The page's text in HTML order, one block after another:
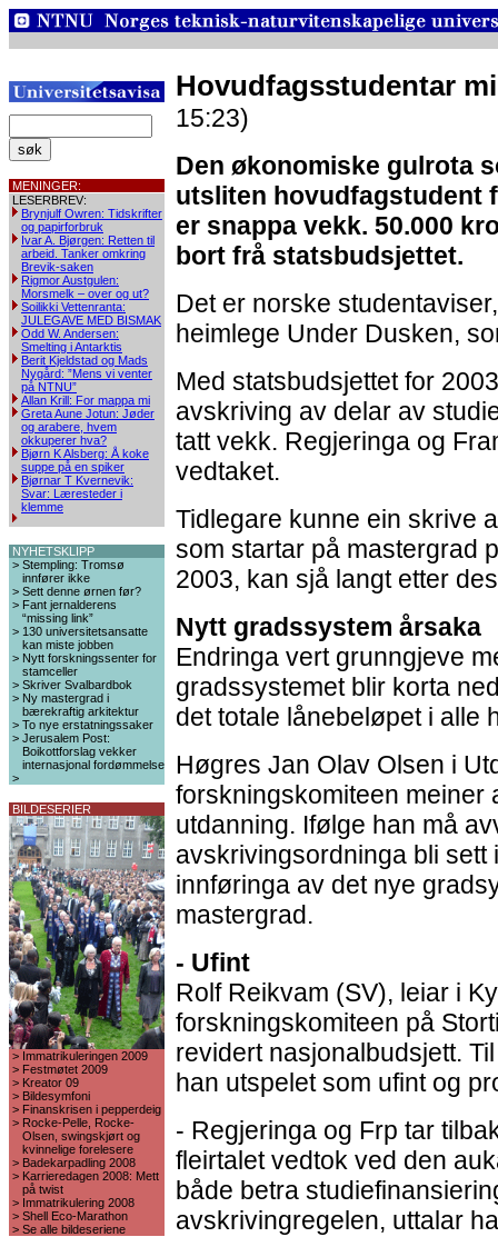
MENINGER:
LESERBREV:
Brynjulf Owren: Tidskrifter
og papirforbruk
Ivar A. Bjørgen: Retten til
arbeid. Tanker omkring
Brevik-saken
Rigmor Austgulen:
Morsmelk – over og ut?
Soilikki Vettenranta:
JULEGAVE MED BISMAK
Odd W. Andersen:
Smelting i Antarktis
Berit Kjeldstad og Mads
Nygård: ”Mens vi venter
på NTNU”
Allan Krill: For mappa mi
Greta Aune Jotun: Jøder
og arabere, hvem
okkuperer hva?
Bjørn K Alsberg: Å koke
suppe på en spiker
Bjørnar T Kvernevik:
Svar: Læresteder i
klemme
NYHETSKLIPP
> Stempling: Tromsø
innfører ikke
> Sett denne ørnen før?
> Fant jernalderens
“missing link”
> 130 universitetsansatte
kan miste jobben
> Nytt forskningssenter for
stamceller
> Skriver Svalbardbok
> Ny mastergrad i
bærekraftig arkitektur
> To nye erstatningssaker
> Jerusalem Post:
Boikottforslag vekker
internasjonal fordømmelse
>
BILDESERIER
> Immatrikuleringen 2009
> Festmøtet 2009
> Kreator 09
> Bildesymfoni
> Finanskrisen i pepperdeig
> Rocke-Pelle, Rocke-
Olsen, swingskjørt og
kvinnelige forelesere
> Badekarpadling 2008
> Karrieredagen 2008: Mett
på twist
> Immatrikulering 2008
> Shell Eco-Marathon
> Se alle bildeseriene
Hovudfagsstudentar
15:23)
Den økonomiske gulrota
utsliten hovudfagstudent
er snappa vekk. 50.000
bort frå statsbudsjettet.
Det er norske
heimlege Under Dusken,
Med statsbudsjettet for
avskriving av delar av
tatt vekk. Regjeringa og
vedtaket.
Tidlegare kunne ein skrive
som startar på mastergrad
2003, kan sjå langt etter
Nytt gradssystem årsaka
Endringa vert grunngjeve
gradssystemet blir korta
det totale lånebeløpet i alle
Høgres Jan Olav Olsen i
forskningskomiteen meiner
utdanning. Ifølge han må
avskrivingsordninga bli sett
innføringa av det nye
mastergrad.
- Ufint
Rolf Reikvam (SV), leiar i
forskningskomiteen på
revidert nasjonalbudsjett.
han utspelet som ufint og
- Regjeringa og Frp tar
fleirtalet vedtok ved den
både betra
avskrivingregelen, uttalar